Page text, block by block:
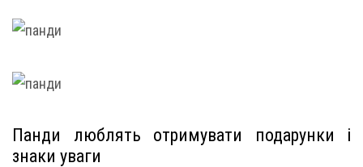
Панди люблять отримувати подарунки і
знаки уваги